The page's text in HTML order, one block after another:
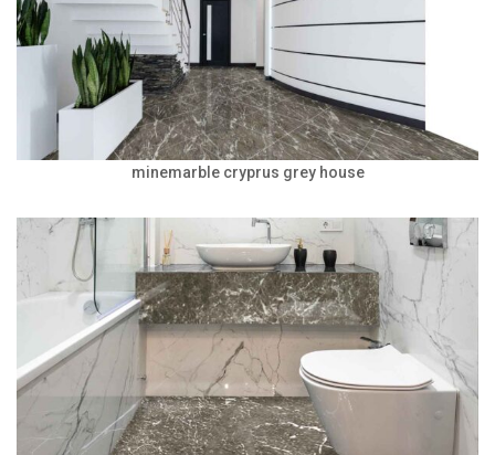
minemarble cryprus grey house